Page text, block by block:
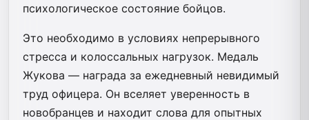
психологическое состояние бойцов.
Это необходимо в условиях непрерывного
стресса и колоссальных нагрузок. Медаль
Жукова — награда за ежедневный невидимый
труд офицера. Он вселяет уверенность в
новобранцев и находит слова для опытных